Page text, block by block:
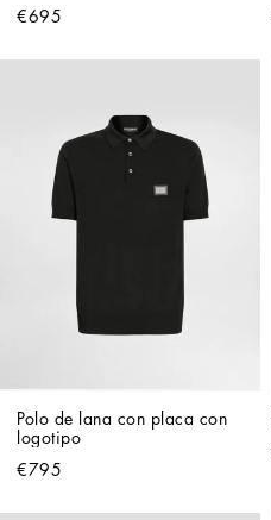
€695
Polo de lana con placa con
logotipo
€795